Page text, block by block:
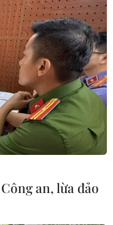
an, lừa đảo